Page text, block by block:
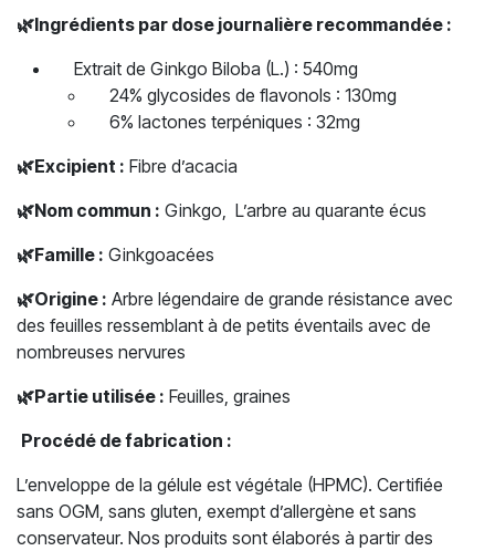
🌿Ingrédients par dose journalière recommandée :
Extrait de Ginkgo Biloba (L.) : 540mg
24% glycosides de flavonols : 130mg
6% lactones terpéniques : 32mg
🌿Excipient : Fibre d’acacia
🌿Nom commun : Ginkgo, L’arbre au quarante écus
🌿Famille : Ginkgoacées
🌿Origine : Arbre légendaire de grande résistance avec
des feuilles ressemblant à de petits éventails avec de
nombreuses nervures
🌿Partie utilisée : Feuilles, graines
Procédé de fabrication :
L’enveloppe de la gélule est végétale (HPMC). Certifiée
sans OGM, sans gluten, exempt d’allergène et sans
conservateur. Nos produits sont élaborés à partir des